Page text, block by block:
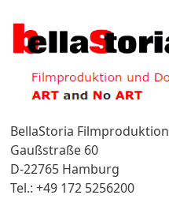
BellaStoria Filmproduktion
Gaußstraße 60
D-22765 Hamburg
Tel.: +49 172 5256200